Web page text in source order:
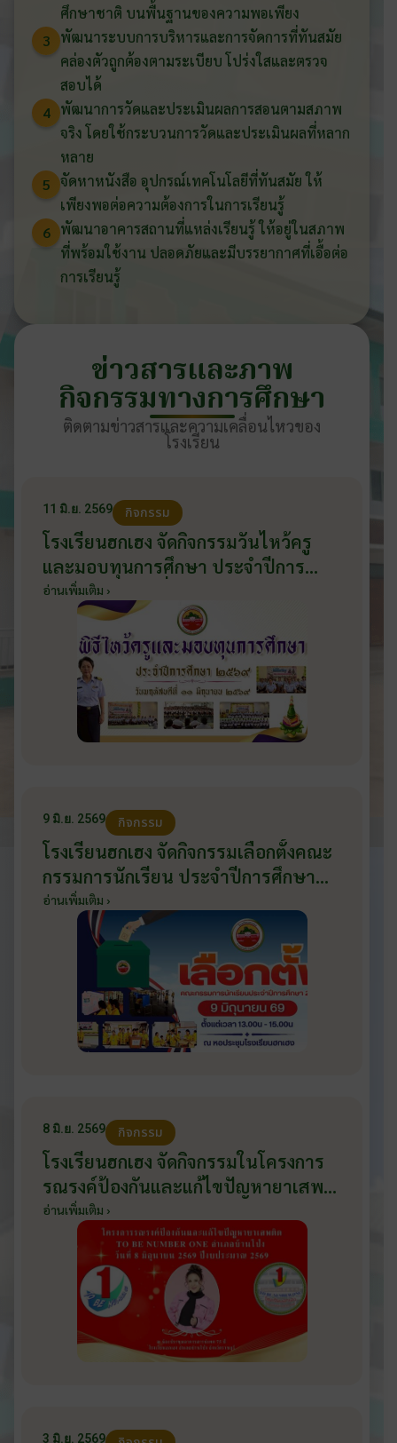
ศึกษาชาติ บนพื้นฐานของความพอเพียง
3
พัฒนาระบบการบริหารและการจัดการที่ทันสมัย
คล่องตัวถูกต้องตามระเบียบ โปร่งใสและตรวจ
สอบได้
4 พัฒนาการวัดและประเมินผลการสอนตามสภาพ
จริง โดยใช้กระบวนการวัดและประเมินผลที่หลาก
หลาย
5 จัดหาหนังสือ อุปกรณ์เทคโนโลยีที่ทันสมัย ให้
เพียงพอต่อความต้องการในการเรียนรู้
6 พัฒนาอาคารสถานที่แหล่งเรียนรู้ ให้อยู่ในสภาพ
ที่พร้อมใช้งาน ปลอดภัยและมีบรรยากาศที่เอื้อต่อ
การเรียนรู้
ข่าวสารและภาพ
กิจกรรมทางการศึกษา
ติดตามข่าวสารและความเคลื่อนไหวของ
โรงเรียน
11 มิ.ย. 2569 กิจกรรม
โรงเรียนฮกเฮง จัดกิจกรรมวันไหว้ครู
และมอบทุนการศึกษา ประจำปีการ
ศึกษา 2569 วันที่ 11 มิถุนายน 2569
อ่านเพิ่มเติม ›
9 มิ.ย. 2569 กิจกรรม
โรงเรียนฮกเฮง จัดกิจกรรมเลือกตั้งคณะ
กรรมการนักเรียน ประจำปีการศึกษา
2569 ส่งเสริมประชาธิปไตยในโรงเรียน
วันที่ 9 มิถุนายน 2569
อ่านเพิ่มเติม ›
8 มิ.ย. 2569 กิจกรรม
โรงเรียนฮกเฮง จัดกิจกรรมในโครงการ
รณรงค์ป้องกันและแก้ไขปัญหายาเสพ
ติด TO BE NUMBER ONE อำเภอ
บ้านโป่ง ปีงบประมาณ 2569 ให้กับ
นักเรียนแกนนำ ในวันที่ 8 มิถุนายน
2569
อ่านเพิ่มเติม ›
3 มิ.ย. 2569